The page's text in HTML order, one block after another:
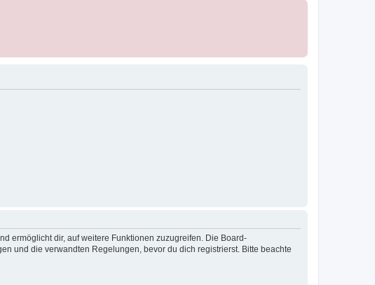
ermöglicht dir, auf weitere Funktionen zuzugreifen. Die Board-
und die verwandten Regelungen, bevor du dich registrierst. Bitte beachte